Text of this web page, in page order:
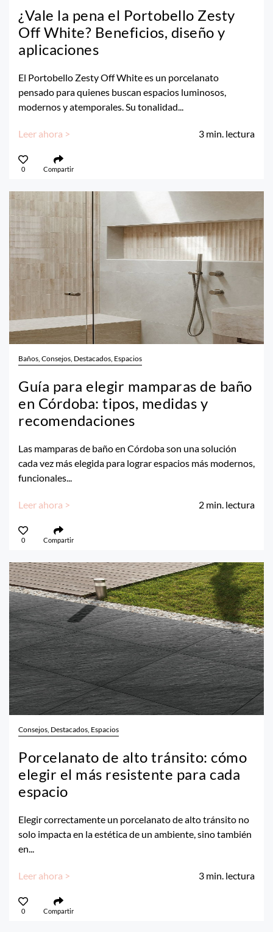
¿Vale la pena el Portobello Zesty
Off White? Beneficios, diseño y
aplicaciones
El Portobello Zesty Off White es un porcelanato
pensado para quienes buscan espacios luminosos,
modernos y atemporales. Su tonalidad...
Leer ahora > 3 min. lectura
0 Compartir
Baños, Consejos, Destacados, Espacios
Guía para elegir mamparas de baño
en Córdoba: tipos, medidas y
recomendaciones
Las mamparas de baño en Córdoba son una solución
cada vez más elegida para lograr espacios más modernos,
funcionales...
Leer ahora > 2 min. lectura
0 Compartir
Consejos, Destacados, Espacios
Porcelanato de alto tránsito: cómo
elegir el más resistente para cada
espacio
Elegir correctamente un porcelanato de alto tránsito no
solo impacta en la estética de un ambiente, sino también
en...
Leer ahora > 3 min. lectura
0 Compartir